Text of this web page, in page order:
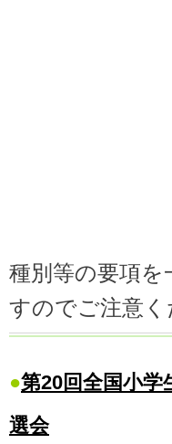
種別等の要項を
すのでご注意く
●第20回全国小
選会